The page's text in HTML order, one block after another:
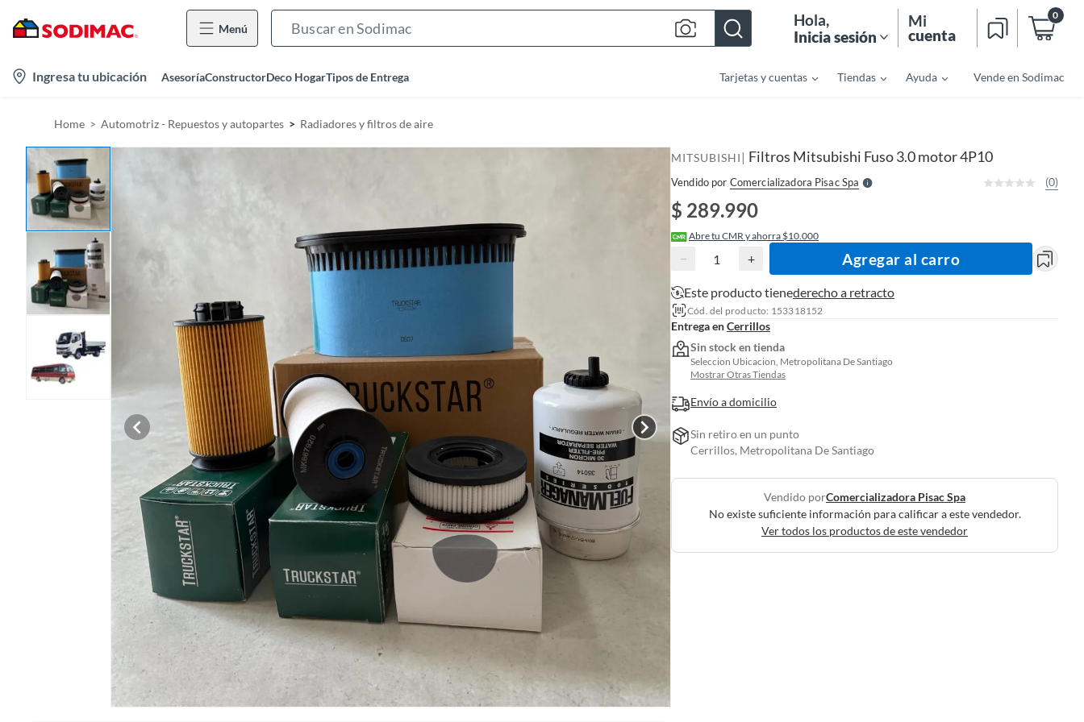
Menú
B
Hola,
Inicia sesión
Mi
cuenta
0
Ingresa tu ubicación AsesoríaConstructorDeco HogarTipos de Entrega Tarjetas y cuentas Tiendas Ayuda Vende en Sodimac
Home Automotriz - Repuestos y autopartes Radiadores y filtros de aire
MITSUBISHI | Filtros Mitsubishi Fuso 3.0 motor 4P10
Vendido por Comercializadora Pisac Spa S (0)
$ 289.990
Abre tu CMR y ahorra $10.000
− + Agregar al carro
Este producto tienederecho a retracto
Cód. del producto: 153318152
Entrega enCerrillos
Sin stock en tienda
Seleccion Ubicacion, Metropolitana De Santiago
Mostrar Otras Tiendas
Envío a domicilio
Sin retiro en un punto
Cerrillos, Metropolitana De Santiago
Vendido porComercializadora Pisac Spa
No existe suficiente información para calificar a este vendedor.
Ver todos los productos de este vendedor